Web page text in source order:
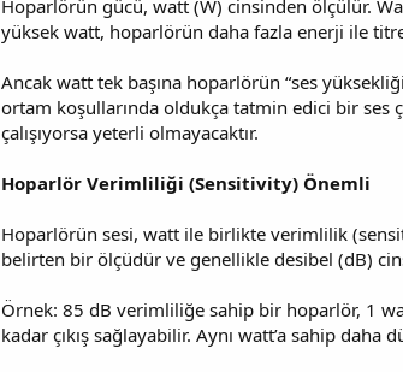
Hoparlörün gücü, watt (W) cinsinden ölçülür.
yüksek watt, hoparlörün daha fazla enerji ile
Ancak watt tek başına hoparlörün “ses
ortam koşullarında oldukça tatmin edici bir ses
çalışıyorsa yeterli olmayacaktır.
Hoparlör Verimliliği (Sensitivity) Önemli
Hoparlörün sesi, watt ile birlikte verimlilik
belirten bir ölçüdür ve genellikle desibel (dB)
Örnek: 85 dB verimliliğe sahip bir hoparlör, 1
kadar çıkış sağlayabilir. Aynı watt’a sahip